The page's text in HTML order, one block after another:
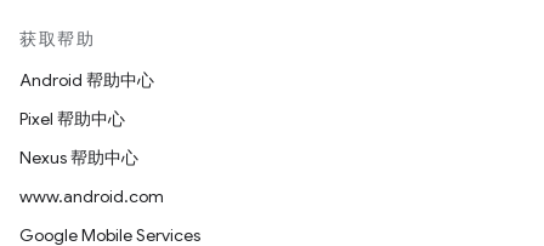
获取帮助
Android 帮助中心
Pixel 帮助中心
Nexus 帮助中心
www.android.com
Google Mobile Services